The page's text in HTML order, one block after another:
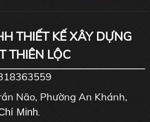
THIẾT KẾ XÂY DỰNG
THIÊN LỘC
Não, Phường An Khánh,
Minh.